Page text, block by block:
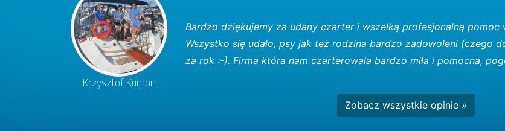
Krzysztof Kumon
Bardzo dziękujemy za udany czarter i wszelką profesjonalną pomoc
Wszystko się udało, psy jak też rodzina bardzo zadowoleni
za rok :-). Firma która nam czarterowała bardzo miła i pomocna,
Zobacz wszystkie opinie »